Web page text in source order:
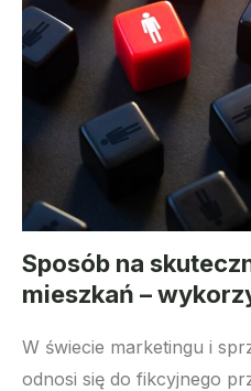
Sposób na
mieszkań –
W świecie marketingu i
odnosi się do fikcyjnego